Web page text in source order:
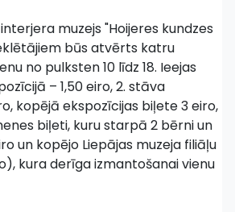
interjera muzejs "Hoijeres kundzes
būs atvērts katru
no pulksten 10 līdz 18. Ieejas
– 1,50 eiro, 2. stāva
kopējā ekspozīcijas biļete 3 eiro,
biļeti, kuru starpā 2 bērni un
un kopējo Liepājas muzeja filiāļu
kura derīga izmantošanai vienu